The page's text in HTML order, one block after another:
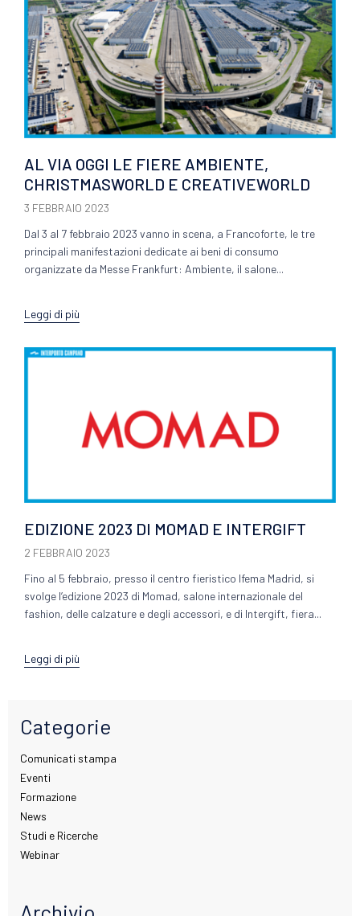
AL VIA OGGI LE FIERE AMBIENTE,
CHRISTMASWORLD E CREATIVEWORLD
3 FEBBRAIO 2023
Dal 3 al 7 febbraio 2023 vanno in scena, a Francoforte, le tre
principali manifestazioni dedicate ai beni di consumo
organizzate da Messe Frankfurt: Ambiente, il salone...
Leggi di più
EDIZIONE 2023 DI MOMAD E INTERGIFT
2 FEBBRAIO 2023
Fino al 5 febbraio, presso il centro fieristico Ifema Madrid, si
svolge l’edizione 2023 di Momad, salone internazionale del
fashion, delle calzature e degli accessori, e di Intergift, fiera...
Leggi di più
Categorie
Comunicati stampa
Eventi
Formazione
News
Studi e Ricerche
Webinar